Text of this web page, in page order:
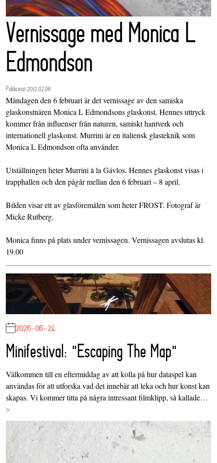
Vernissage med Monica L
Edmondson
Publicerat 2012.02.06
Måndagen den 6 februari är det vernissage av den samiska
glaskonstnären Monica L Edmondsons glaskonst. Hennes uttryck
kommer från influenser från naturen, samiskt hantverk och
internationell glaskonst. Murrini är en italiensk glasteknik som
Monica L Edmondson ofta använder.
Utställningen heter Murrini à la Gávlos. Hennes glaskonst visas i
trapphallen och den pågår mellan den 6 februari – 8 april.
Bilden visar ett av glasföremålen som heter FROST. Fotograf är
Micke Rutberg.
Monica finns på plats under vernissagen. Vernissagen avslutas kl.
19.00
2026-06-24
Minifestival: "Escaping The Map"
Välkommen till en eftermiddag av att kolla på hur dataspel kan
användas för att utforska vad det innebär att leka och hur konst kan
skapas. Vi kommer titta på några intressant filmklipp, så kallade…
>